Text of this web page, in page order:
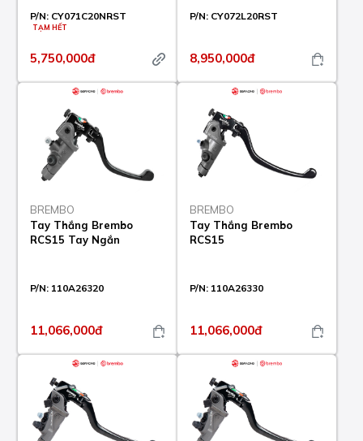
P/N: CY071C20NRST
TẠM HẾT
5,750,000đ
P/N: CY072L20RST
8,950,000đ
BREMBO
Tay Thắng Brembo
RCS15 Tay Ngắn
P/N: 110A26320
11,066,000đ
BREMBO
Tay Thắng Brembo
RCS15
P/N: 110A26330
11,066,000đ